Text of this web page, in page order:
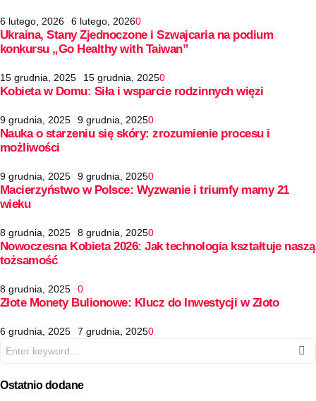
6 lutego, 2026 6 lutego, 20260
Ukraina, Stany Zjednoczone i Szwajcaria na podium
konkursu „Go Healthy with Taiwan”
15 grudnia, 2025 15 grudnia, 20250
Kobieta w Domu: Siła i wsparcie rodzinnych więzi
9 grudnia, 2025 9 grudnia, 20250
Nauka o starzeniu się skóry: zrozumienie procesu i
możliwości
9 grudnia, 2025 9 grudnia, 20250
Macierzyństwo w Polsce: Wyzwanie i triumfy mamy 21
wieku
8 grudnia, 2025 8 grudnia, 20250
Nowoczesna Kobieta 2026: Jak technologia kształtuje naszą
tożsamość
8 grudnia, 2025 0
Złote Monety Bulionowe: Klucz do Inwestycji w Złoto
6 grudnia, 2025 7 grudnia, 20250
for:
Ostatnio dodane